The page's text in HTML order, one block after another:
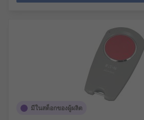
มีในสต็อกของผู้ผลิต